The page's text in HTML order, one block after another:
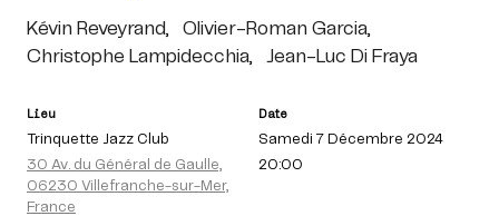
Kévin Reveyrand,
Olivier-Roman Garcia,
Christophe Lampidecchia,
Jean-Luc Di Fraya
Lieu
Trinquette Jazz Club
30 Av. du Général de Gaulle,
06230 Villefranche-sur-Mer,
France
Date
Samedi 7 Décembre 2024
20:00